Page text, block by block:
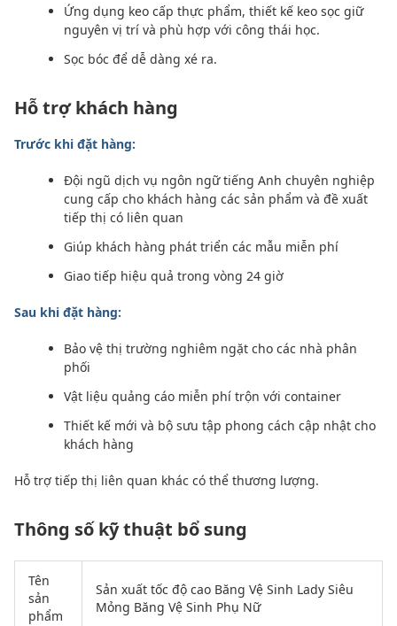
Ứng dụng keo cấp thực phẩm, thiết kế keo sọc giữ
nguyên vị trí và phù hợp với công thái học.
Sọc bóc để dễ dàng xé ra.
Hỗ trợ khách hàng
Trước khi đặt hàng:
Đội ngũ dịch vụ ngôn ngữ tiếng Anh chuyên nghiệp
cung cấp cho khách hàng các sản phẩm và đề xuất
tiếp thị có liên quan
Giúp khách hàng phát triển các mẫu miễn phí
Giao tiếp hiệu quả trong vòng 24 giờ
Sau khi đặt hàng:
Bảo vệ thị trường nghiêm ngặt cho các nhà phân
phối
Vật liệu quảng cáo miễn phí trộn với container
Thiết kế mới và bộ sưu tập phong cách cập nhật cho
khách hàng
Hỗ trợ tiếp thị liên quan khác có thể thương lượng.
Thông số kỹ thuật bổ sung
Tên
sản
phẩm
Sản xuất tốc độ cao Băng Vệ Sinh Lady Siêu
Mỏng Băng Vệ Sinh Phụ Nữ